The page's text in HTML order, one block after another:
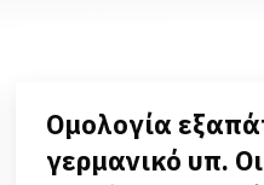
Ομολογία
γερμανικό υπ.